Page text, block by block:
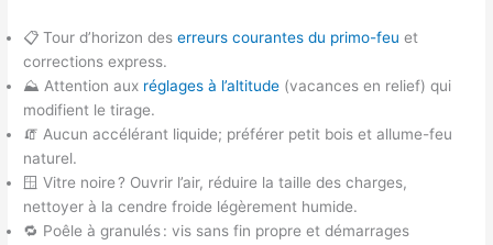
📋 Tour d’horizon deserreurs courantes du primo-feu et
corrections express.
⛰️ Attention aux réglages à l’altitude (vacances en relief) qui
modifient le tirage.
🧯 Aucun accélérant liquide; préférer petit bois et allume-feu
naturel.
🪟 Vitre noire ? Ouvrir l’air, réduire la taille des charges,
nettoyer à la cendre froide légèrement humide.
🔁 Poêle à granulés : vis sans fin propre et démarrages